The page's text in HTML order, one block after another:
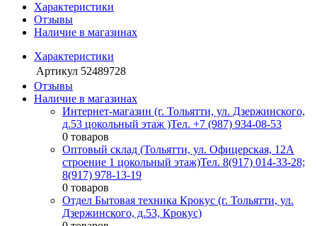
Характеристики
Отзывы
Наличие в магазинах
Характеристики
Артикул 52489728
Отзывы
Наличие в магазинах
Интернет-магазин (г. Тольятти, ул. Дзержинского,
д.53 цокольный этаж )Тел. +7 (987) 934-08-53
0 товаров
Оптовый склад (Тольятти, ул. Офицерская, 12А
строение 1 цокольный этаж)Тел. 8(917) 014-33-28;
8(917) 978-13-19
0 товаров
Отдел Бытовая техника Крокус (г. Тольятти, ул.
Дзержинского, д.53, Крокус)